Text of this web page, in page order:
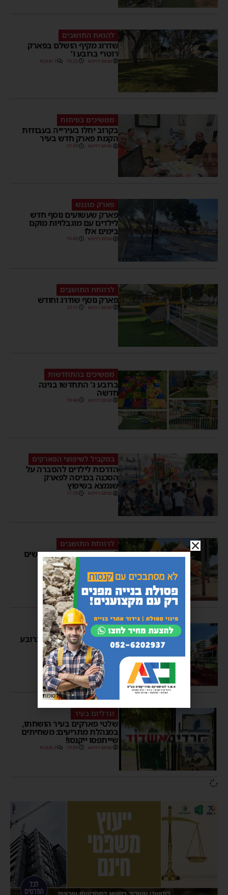
להנאת התושבים
שדרוג מקיף הושלם בפארק
רוטרי ברובע ו’
מנחם דויטש 10:22 1 תגובות
ממשיכים בפיתוח
בקרוב יחלו בעירייה בעבודות
הקמת פארק חדש בעיר
מנחם דויטש 21:39
פארק מונגש
פארק שעשועים נוסף חדש
לילדים עם מוגבלויות מוקם
בימים אלו
מנחם דויטש 15:49
לרווחת התושבים
פארק נוסף שודרג וחודש
מנחם דויטש 23:11
ממשיכים בהתחדשות
ברובע ג' התחדשו בגינה
חדשה
מנחם דויטש 19:44
במקביל לשיפוצי הפארקים
הדרכות לילדים להסברה על
הסכנה בכניסה לפארק
שנמצא בשיפוץ
מנחם דויטש 11:19
לרווחת התושבים
2 פארקים נוספים מתחדשים
16:09 1 תגובות
עושים כושר
מתחם כושר חדש נחנך ברובע
ד׳
מנחם דויטש 09:17 1 תגובות
ונדליזם בעיר
שלטי פארקים בעיר הושחתו,
במנהלת מתריעים: משחיתים
שייתפסו ייקנסו!
מנחם דויטש 19:04 2 תגובות
פרסומת